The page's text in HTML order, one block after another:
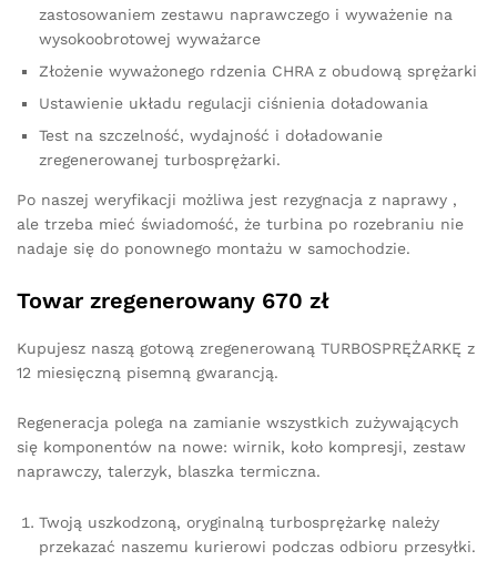
zastosowaniem zestawu naprawczego i wyważenie na
wysokoobrotowej wyważarce
Złożenie wyważonego rdzenia CHRA z obudową sprężarki
Ustawienie układu regulacji ciśnienia doładowania
Test na szczelność, wydajność i doładowanie
zregenerowanej turbosprężarki.
Po naszej weryfikacji możliwa jest rezygnacja z naprawy ,
ale trzeba mieć świadomość, że turbina po rozebraniu nie
nadaje się do ponownego montażu w samochodzie.
Towar zregenerowany 670 zł
Kupujesz naszą gotową zregenerowaną TURBOSPRĘŻARKĘ z
12 miesięczną pisemną gwarancją.
Regeneracja polega na zamianie wszystkich zużywających
się komponentów na nowe: wirnik, koło kompresji, zestaw
naprawczy, talerzyk, blaszka termiczna.
Twoją uszkodzoną, oryginalną turbosprężarkę należy
przekazać naszemu kurierowi podczas odbioru przesyłki.